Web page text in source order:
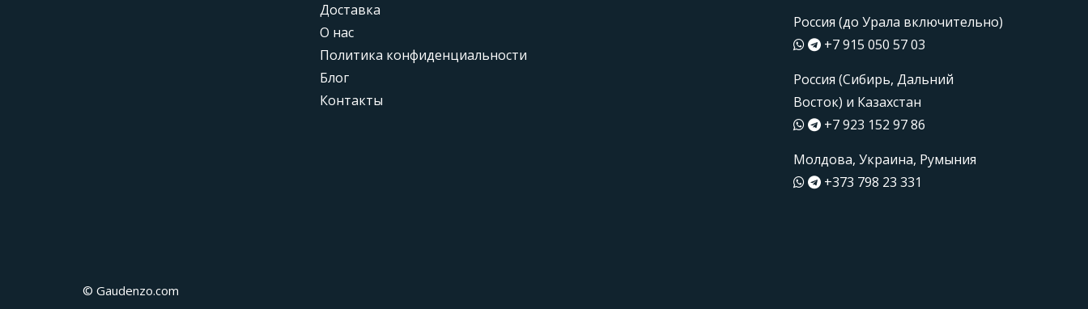
Доставка
О нас
Политика конфиденциальности
Блог
Контакты
Россия (до Урала включительно)
+7 915 050 57 03
Россия (Сибирь, Дальний
Восток) и Казахстан
+7 923 152 97 86
Молдова, Украина, Румыния
+373 798 23 331
© Gaudenzo.com